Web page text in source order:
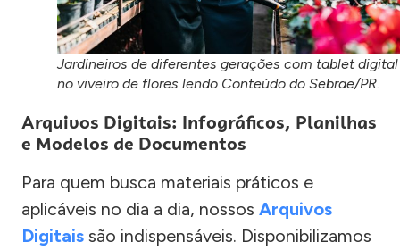
Jardineiros de diferentes gerações com tablet digital
no viveiro de flores lendo Conteúdo do Sebrae/PR.
Arquivos Digitais: Infográficos, Planilhas
e Modelos de Documentos
Para quem busca materiais práticos e
aplicáveis no dia a dia, nossos Arquivos
Digitais são indispensáveis. Disponibilizamos